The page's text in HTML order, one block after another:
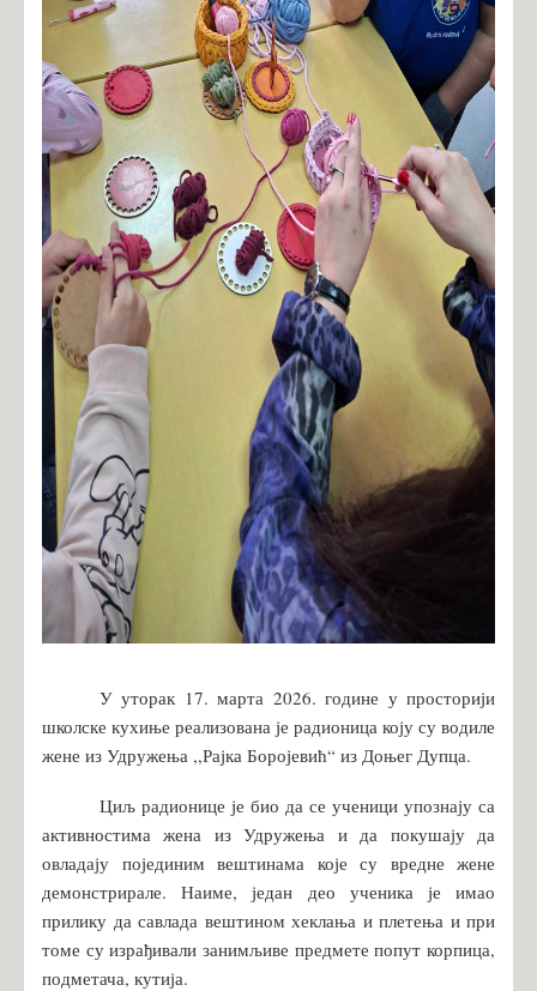
У уторак 17. марта 2026. године у просторији
школске кухиње реализована је радионица коју су водиле
жене из Удружења ,,Рајка Боројевић“ из Доњег Дупца.
Циљ радионице је био да се ученици упознају са
активностима жена из Удружења и да покушају да
овладају појединим вештинама које су вредне жене
демонстрирале. Наиме, један део ученика је имао
прилику да савлада вештином хеклања и плетења и при
томе су израђивали занимљиве предмете попут корпица,
подметача, кутија.